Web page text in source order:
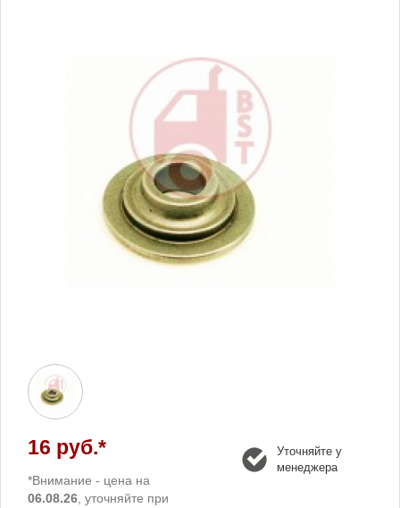
16 руб.*
*Внимание - цена на
06.08.26 , уточняйте при
Уточняйте у
менеджера